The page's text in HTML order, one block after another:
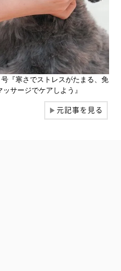
『寒さでストレスがたまる、免
サージでケアしよう』
▶元記事を見る